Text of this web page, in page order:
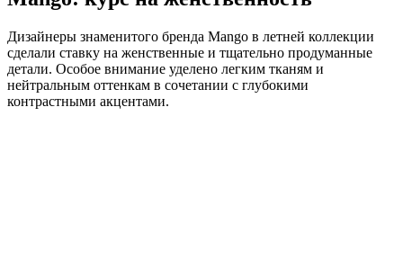
Дизайнеры знаменитого бренда Mango в летней коллекции
сделали ставку на женственные и тщательно продуманные
детали. Особое внимание уделено легким тканям и
нейтральным оттенкам в сочетании с глубокими
контрастными акцентами.